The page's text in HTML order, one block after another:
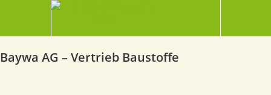
Baywa AG – Vertrieb Baustoffe